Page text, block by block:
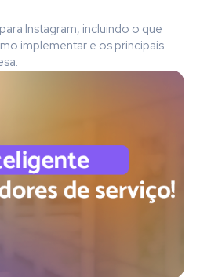
Instagram, incluindo o que
implementar e os principais